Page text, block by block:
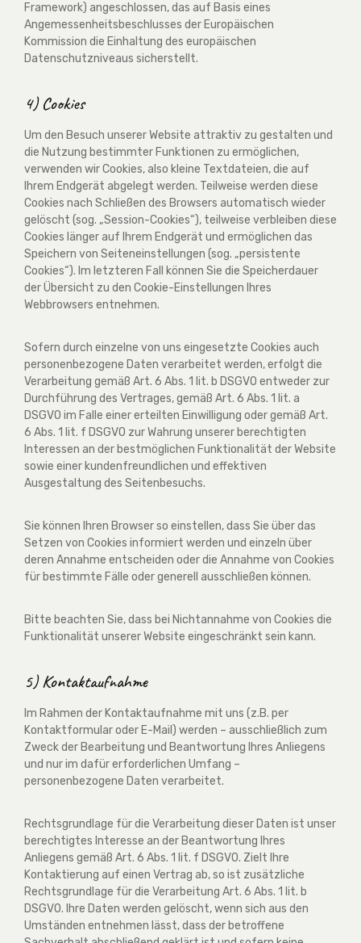
Framework) angeschlossen, das auf Basis eines
Angemessenheitsbeschlusses der Europäischen
Kommission die Einhaltung des europäischen
Datenschutzniveaus sicherstellt.
4) Cookies
Um den Besuch unserer Website attraktiv zu gestalten und
die Nutzung bestimmter Funktionen zu ermöglichen,
verwenden wir Cookies, also kleine Textdateien, die auf
Ihrem Endgerät abgelegt werden. Teilweise werden diese
Cookies nach Schließen des Browsers automatisch wieder
gelöscht (sog. „Session-Cookies“), teilweise verbleiben diese
Cookies länger auf Ihrem Endgerät und ermöglichen das
Speichern von Seiteneinstellungen (sog. „persistente
Cookies“). Im letzteren Fall können Sie die Speicherdauer
der Übersicht zu den Cookie-Einstellungen Ihres
Webbrowsers entnehmen.
Sofern durch einzelne von uns eingesetzte Cookies auch
personenbezogene Daten verarbeitet werden, erfolgt die
Verarbeitung gemäß Art. 6 Abs. 1 lit. b DSGVO entweder zur
Durchführung des Vertrages, gemäß Art. 6 Abs. 1 lit. a
DSGVO im Falle einer erteilten Einwilligung oder gemäß Art.
6 Abs. 1 lit. f DSGVO zur Wahrung unserer berechtigten
Interessen an der bestmöglichen Funktionalität der Website
sowie einer kundenfreundlichen und effektiven
Ausgestaltung des Seitenbesuchs.
Sie können Ihren Browser so einstellen, dass Sie über das
Setzen von Cookies informiert werden und einzeln über
deren Annahme entscheiden oder die Annahme von Cookies
für bestimmte Fälle oder generell ausschließen können.
Bitte beachten Sie, dass bei Nichtannahme von Cookies die
Funktionalität unserer Website eingeschränkt sein kann.
5) Kontaktaufnahme
Im Rahmen der Kontaktaufnahme mit uns (z.B. per
Kontaktformular oder E-Mail) werden – ausschließlich zum
Zweck der Bearbeitung und Beantwortung Ihres Anliegens
und nur im dafür erforderlichen Umfang –
personenbezogene Daten verarbeitet.
Rechtsgrundlage für die Verarbeitung dieser Daten ist unser
berechtigtes Interesse an der Beantwortung Ihres
Anliegens gemäß Art. 6 Abs. 1 lit. f DSGVO. Zielt Ihre
Kontaktierung auf einen Vertrag ab, so ist zusätzliche
Rechtsgrundlage für die Verarbeitung Art. 6 Abs. 1 lit. b
DSGVO. Ihre Daten werden gelöscht, wenn sich aus den
Umständen entnehmen lässt, dass der betroffene